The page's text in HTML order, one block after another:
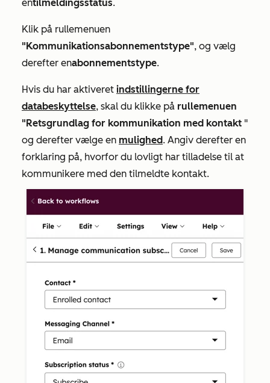
entilmeldingsstatus.
Klik på rullemenuen
"Kommunikationsabonnementstype", og vælg
derefter enabonnementstype.
Hvis du har aktiveret indstillingerne for
databeskyttelse, skal du klikke på rullemenuen
"Retsgrundlag for kommunikation med kontakt "
og derefter vælge en mulighed. Angiv derefter en
forklaring på, hvorfor du lovligt har tilladelse til at
kommunikere med den tilmeldte kontakt.